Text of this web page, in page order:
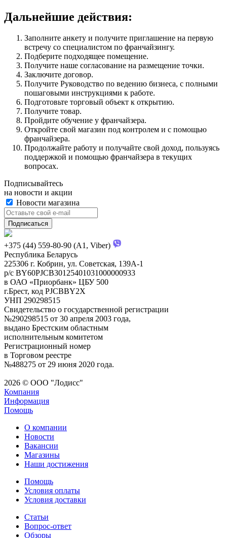
Дальнейшие действия:
Заполните анкету и получите приглашение на первую
встречу со специалистом по франчайзингу.
Подберите подходящее помещение.
Получите наше согласование на размещение точки.
Заключите договор.
Получите Руководство по ведению бизнеса, с полными
пошаговыми инструкциями к работе.
Подготовьте торговый объект к открытию.
Получите товар.
Пройдите обучение у франчайзера.
Откройте свой магазин под контролем и с помощью
франчайзера.
Продолжайте работу и получайте свой доход, пользуясь
поддержкой и помощью франчайзера в текущих
вопросах.
Подписывайтесь
на новости и акции
Новости магазина
+375 (44) 559-80-90 (A1, Viber)
Республика Беларусь
225306 г. Кобрин, ул. Советская, 139А-1
р/с BY60PJCB30125401031000000933
в ОАО «Приорбанк» ЦБУ 500
г.Брест, код PJCBBY2X
УНП 290298515
Свидетельство о государственной регистрации
№290298515 от 30 апреля 2003 года,
выдано Брестским областным
исполнительным комитетом
Регистрационный номер
в Торговом реестре
№488275 от 29 июня 2020 года.
2026 © ООО "Лодисс"
Компания
Информация
Помощь
О компании
Новости
Вакансии
Магазины
Наши достижения
Помощь
Условия оплаты
Условия доставки
Статьи
Вопрос-ответ
Обзоры